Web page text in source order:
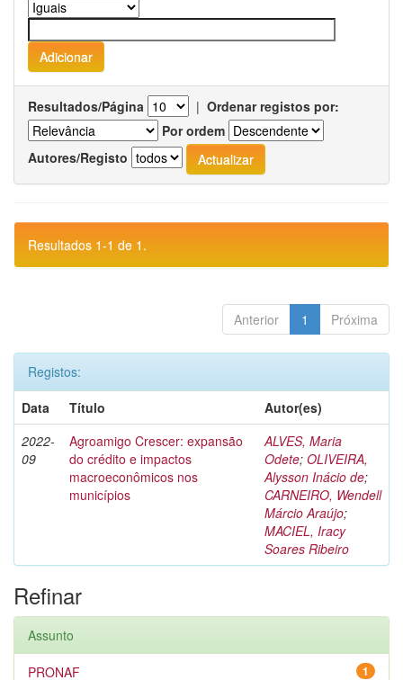
Resultados/Página | Ordenar registos por:
Por ordem
Autores/Registo
Resultados 1-1 de 1.
Anterior 1 Próxima
Registos:
Data
Título
Autor(es)
2022-
09
Agroamigo Crescer: expansão
do crédito e impactos
macroeconômicos nos
municípios
ALVES, Maria
Odete; OLIVEIRA,
Alysson Inácio de;
CARNEIRO, Wendell
Márcio Araújo;
MACIEL, Iracy
Soares Ribeiro
Refinar
Assunto
1
PRONAF